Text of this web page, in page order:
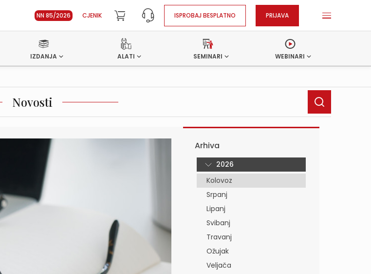
NN 85/2026 CJENIK ISPROBAJ BESPLATNO PRIJAVA
IZDANJA ALATI SEMINARI WEBINARI
Novosti
Arhiva
2026
Kolovoz
Srpanj
Lipanj
Svibanj
Travanj
Ožujak
Veljača